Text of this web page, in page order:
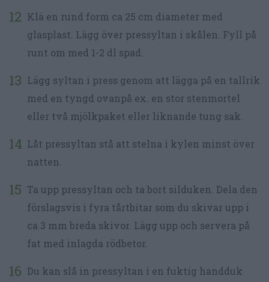
Klä en rund form ca 25 cm diameter med
glasplast. Lägg över pressyltan i skålen. Fyll på
runt om med 1-2 dl spad.
Lägg syltan i press genom att lägga på en tallrik
med en tyngd ovanpå ex. en stor stenmortel
eller två mjölkpaket eller liknande tung sak.
Låt pressyltan stå att stelna i kylen minst över
natten.
Ta upp pressyltan och ta bort silduken. Dela den
förslagsvis i fyra tårtbitar som du skivar upp i
ca 3 mm breda skivor. Lägg upp och servera på
fat med inlagda rödbetor.
Du kan slå in pressyltan i en fuktig handduk